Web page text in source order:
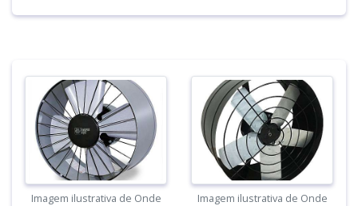
Imagem ilustrativa de Onde
Imagem ilustrativa de Onde